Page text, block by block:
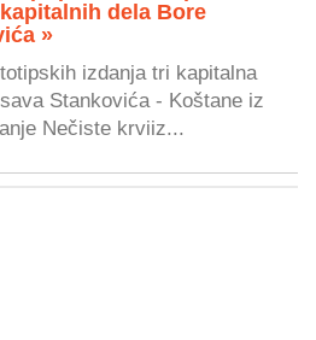
dela Bore
»
izdanja tri kapitalna
Stankovića - Koštane iz
Nečiste krviiz...